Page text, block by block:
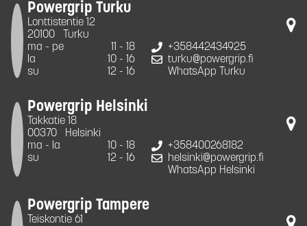
Powergrip Turku
Lonttistentie 12
20100
Turku
ma - pe
11 - 18
la
10 - 16
su
12 - 16
+358442434925
turku@powergrip.fi
WhatsApp Turku
Powergrip Helsinki
Takkatie 18
00370
Helsinki
ma - la
10 - 18
su
12 - 16
+358400268182
helsinki@powergrip.fi
WhatsApp Helsinki
Powergrip Tampere
Teiskontie 61